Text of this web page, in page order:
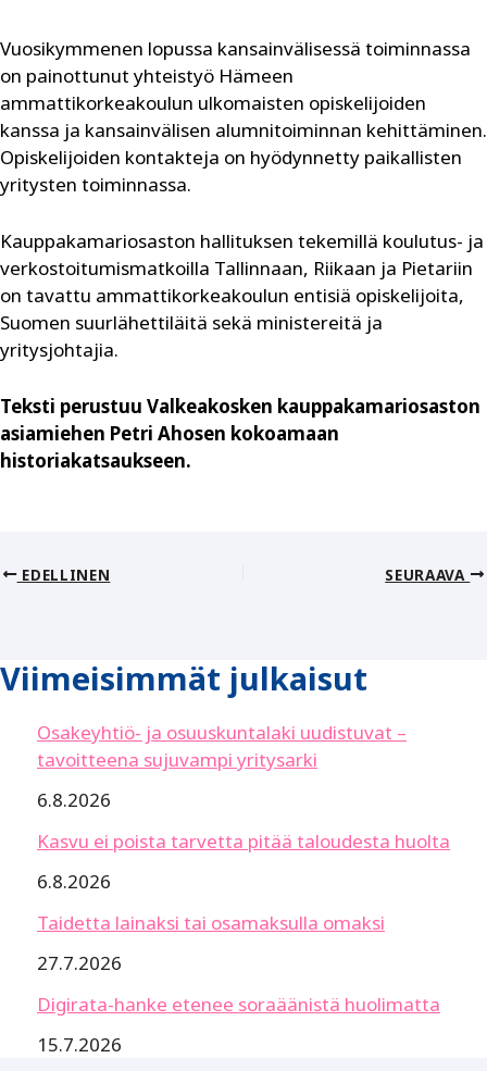
Vuosikymmenen lopussa kansainvälisessä toiminnassa
on painottunut yhteistyö Hämeen
ammattikorkeakoulun ulkomaisten opiskelijoiden
kanssa ja kansainvälisen alumnitoiminnan kehittäminen.
Opiskelijoiden kontakteja on hyödynnetty paikallisten
yritysten toiminnassa.
Kauppakamariosaston hallituksen tekemillä koulutus- ja
verkostoitumismatkoilla Tallinnaan, Riikaan ja Pietariin
on tavattu ammattikorkeakoulun entisiä opiskelijoita,
Suomen suurlähettiläitä sekä ministereitä ja
yritysjohtajia.
Teksti perustuu Valkeakosken kauppakamariosaston
asiamiehen Petri Ahosen kokoamaan
historiakatsaukseen.
EDELLINEN SEURAAVA
Viimeisimmät julkaisut
Osakeyhtiö- ja osuuskuntalaki uudistuvat –
tavoitteena sujuvampi yritysarki
6.8.2026
Kasvu ei poista tarvetta pitää taloudesta huolta
6.8.2026
Taidetta lainaksi tai osamaksulla omaksi
27.7.2026
Digirata-hanke etenee soraäänistä huolimatta
15.7.2026